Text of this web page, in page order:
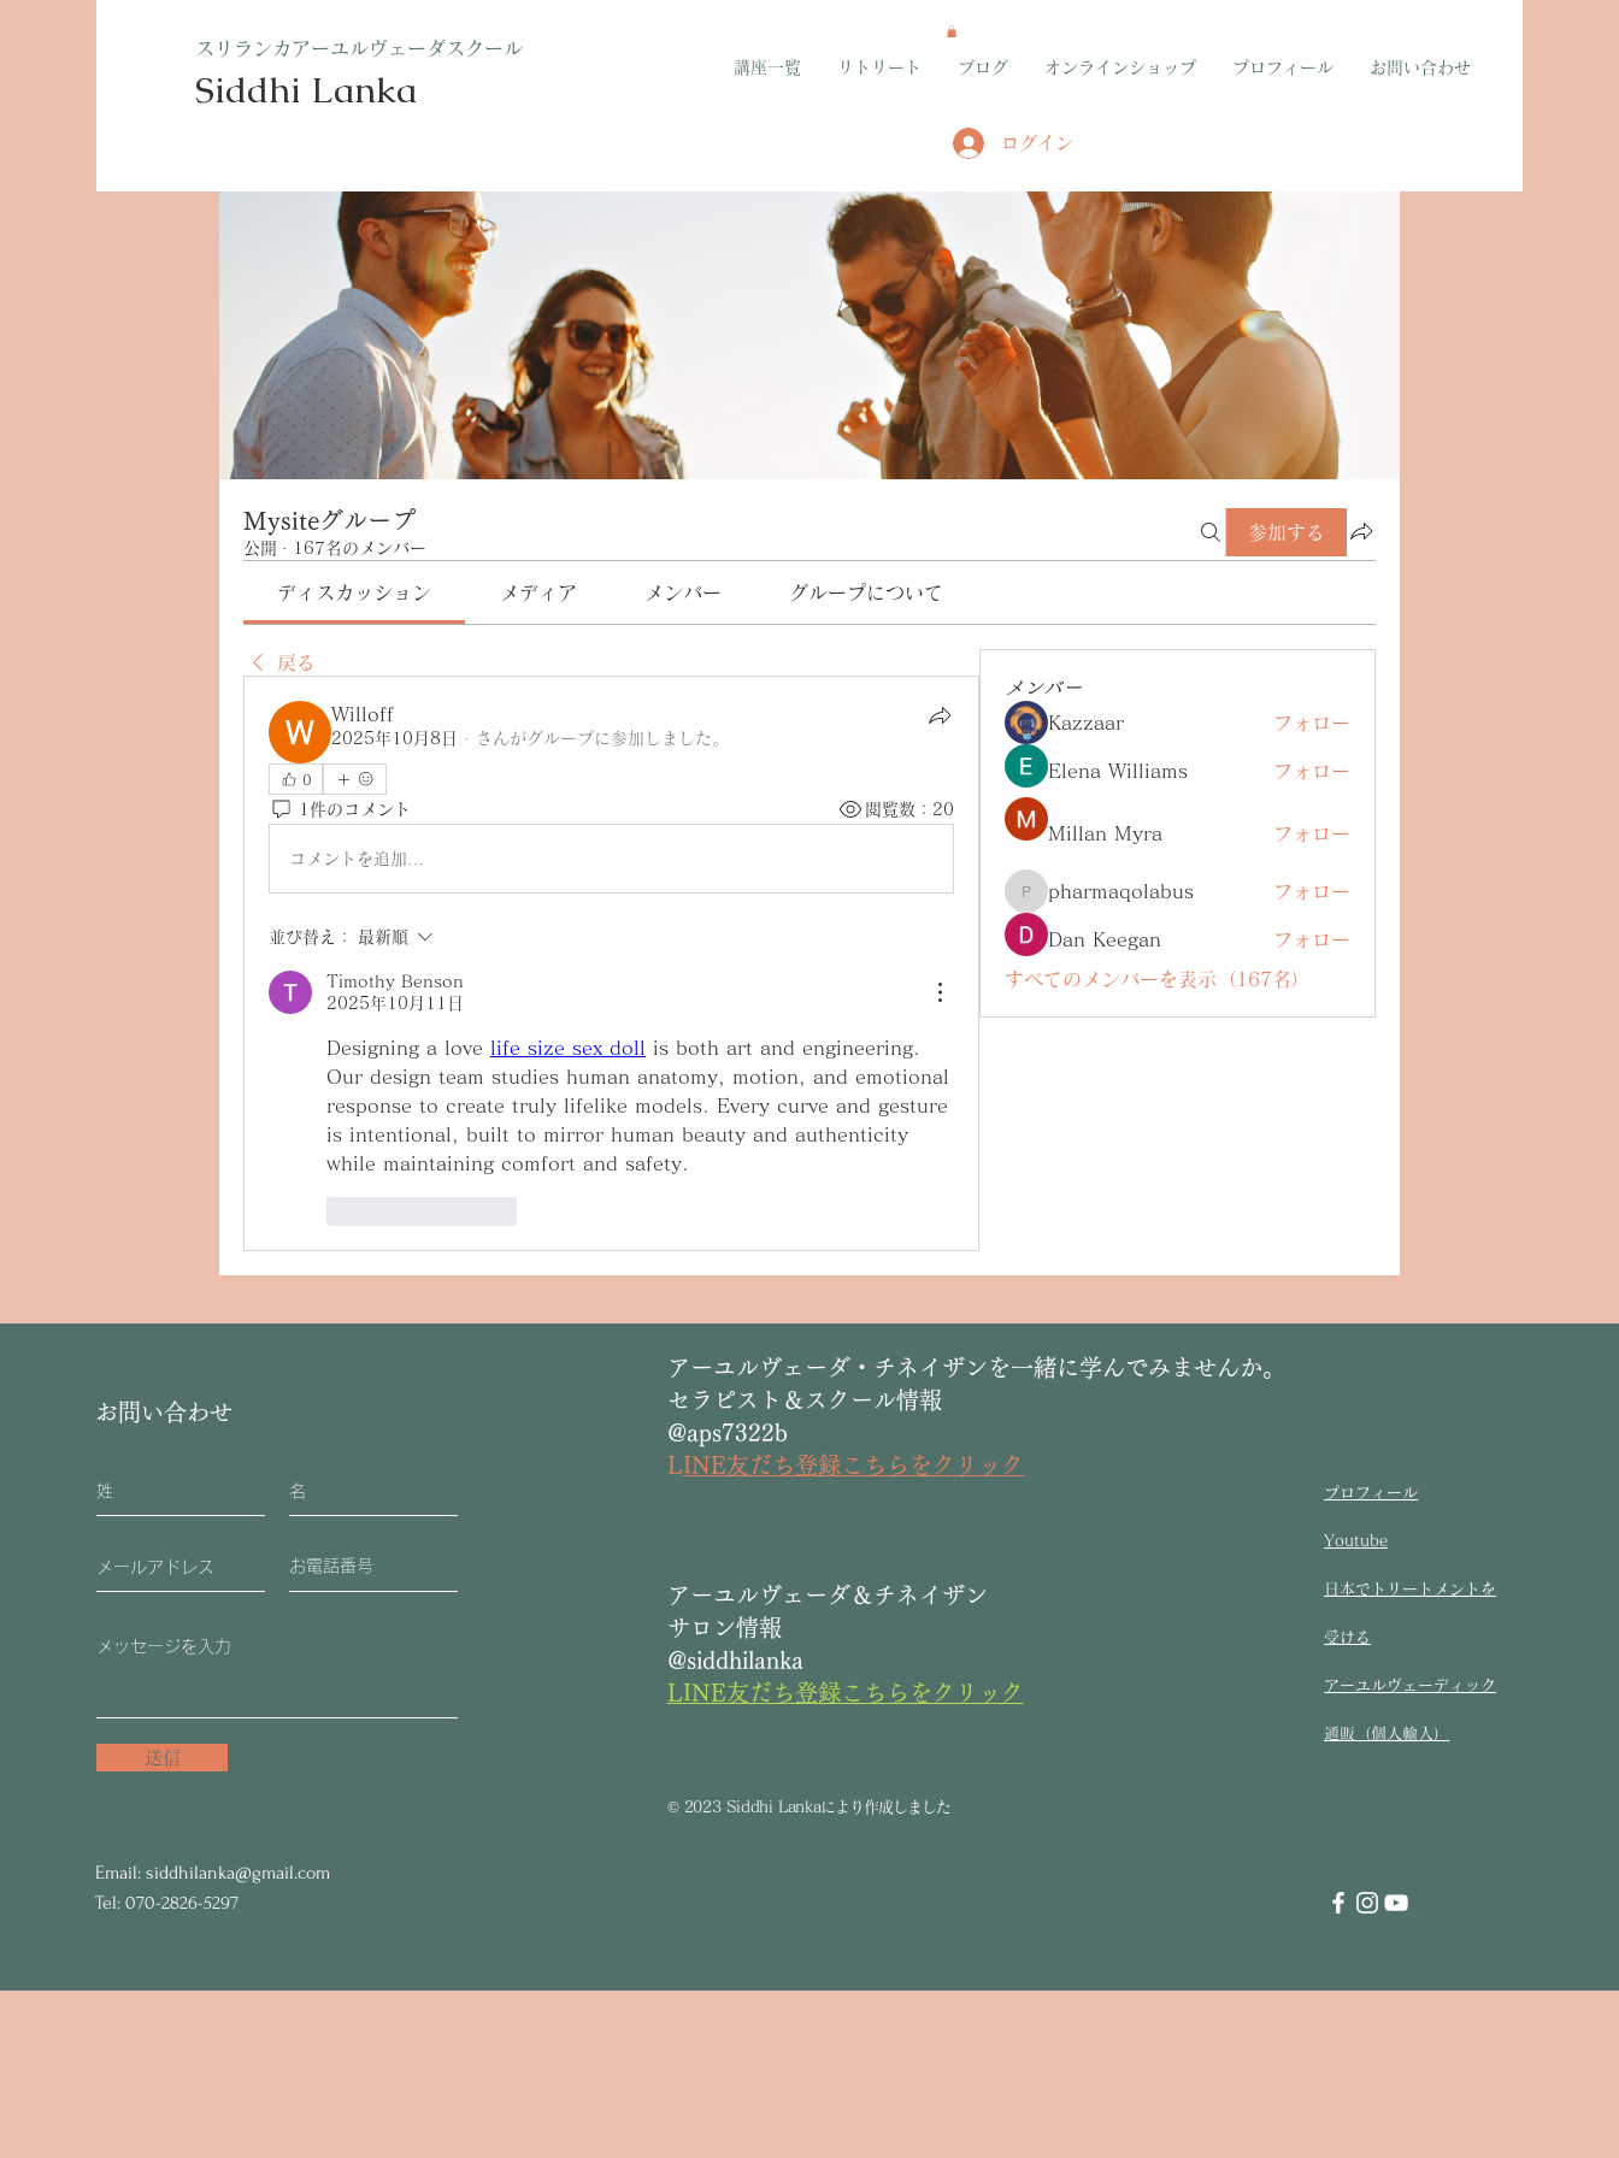
​スリランカアーユルヴェーダスクール
Siddhi Lanka​ 講座一覧 リトリート ブログ オンラインショップ プロフィール お問い合わせ
ログイン
Mysiteグループ
公開 · 167名のメンバー
参加する
ディスカッション メディア メンバー グループについて
戻る
Willoff
2025年10月8日 · さんがグループに参加しました。
0
1件のコメント 閲覧数：20
コメントを追加…
並び替え： 最新順
Timothy Benson
2025年10月11日
Designing a love life size sex doll
is both art and engineering.
Our design team studies human anatomy, motion, and emotional
response to create truly lifelike models. Every curve and gesture
is intentional, built to mirror human beauty and authenticity
while maintaining comfort and safety.
メンバー
Kazzaar
フォロー
Elena Williams フォロー
Millan Myra フォロー
pharmaqolabus
pharmaqolabus フォロー
Dan Keegan フォロー
すべてのメンバーを表示（167名）
お問い合わせ
送信
Email: siddhilanka@gmail.com
Tel: 070-2826-5297
​アーユルヴェーダ・チネイザンを一緒に学んでみませんか。
セラピスト＆スクール情報
@aps7322b
LINE友だち登録こちらをクリック
​アーユルヴェーダ＆チネイザン
サロン情報
@siddhilanka
LINE友だち登録こちらをクリック
©2023 Siddhi Lankaにより作成しました
プロフィール
Youtube
​日本でトリートメントを
受ける​
アーユルヴェーディック
通販（個人輸入）